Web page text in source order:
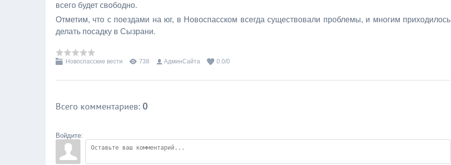
всего будет свободно.
Отметим, что с поездами на юг, в Новоспасском всегда существовали проблемы, и многим приходилось
делать посадку в Сызрани.
Новоспасские вести 738 АдминСайта 0.0/0
Всего комментариев: 0
Войдите: